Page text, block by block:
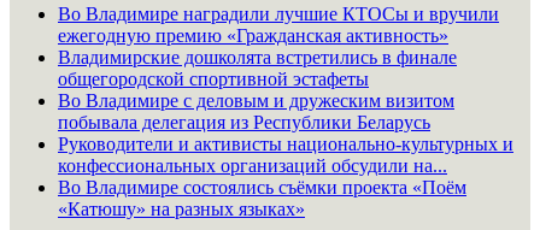
Во Владимире наградили лучшие КТОСы и вручили
ежегодную премию «Гражданская активность»
Владимирские дошколята встретились в финале
общегородской спортивной эстафеты
Во Владимире с деловым и дружеским визитом
побывала делегация из Республики Беларусь
Руководители и активисты национально-культурных и
конфессиональных организаций обсудили на...
Во Владимире состоялись съёмки проекта «Поём
«Катюшу» на разных языках»